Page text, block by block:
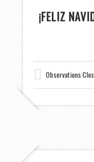
¡FELIZ
Observations